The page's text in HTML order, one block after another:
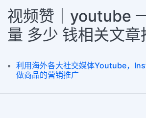
视频赞｜youtube
量 多少 钱相关文章
利用海外各大社交媒体Youtube，
做商品的营销推广